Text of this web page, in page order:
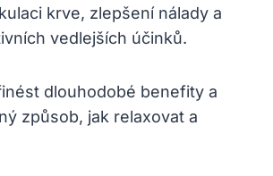
krve, zlepšení nálady a
vedlejších účinků.
dlouhodobé benefity a
způsob, jak relaxovat a